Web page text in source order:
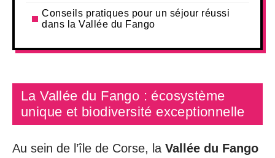
Conseils pratiques pour un séjour réussi
dans la Vallée du Fango
La Vallée du Fango : écosystème
unique et biodiversité exceptionnelle
Au sein de l’île de Corse, la Vallée du Fango